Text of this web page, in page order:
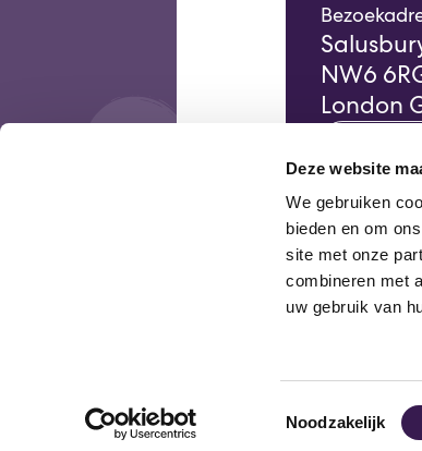
Deze website
We gebruiken
bieden en om
site met onze
combineren met
uw gebruik van
Noodzakelijk
NW6
London